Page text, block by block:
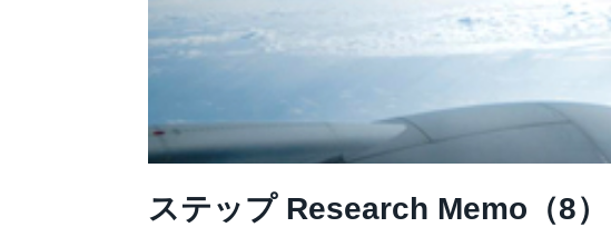
ステップ Research Memo（8